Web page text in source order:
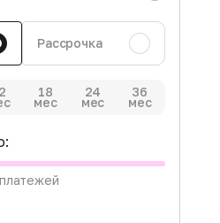
Рассрочка
18
мес
24
мес
36
мес